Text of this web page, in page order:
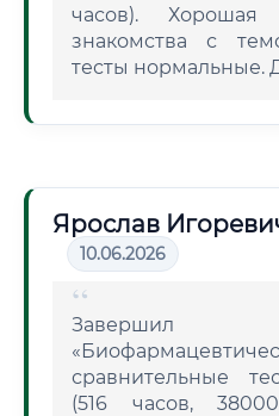
часов).
знакомства с
тесты нормальные.
Ярослав
10.06.2026
сравнительные
(516 часов,